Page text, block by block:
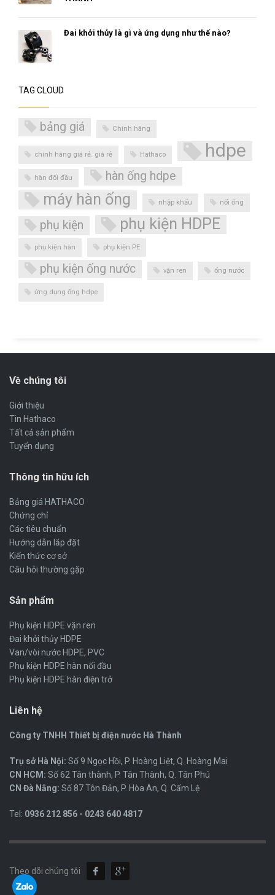
Đai khởi thủy là gì và ứng dụng như thế nào?
TAG CLOUD
bảng giá Chính hãng
chính hãng giá rẻ. giá rẻ Hathaco hdpe
hàn đối đầu hàn ống hdpe
máy hàn ống nhập khẩu nối ống
phụ kiện phụ kiện HDPE
phụ kiện hàn phụ kiện PE
phụ kiện ống nước vặn ren ống nước
ứng dụng ống hdpe
Về chúng tôi
Giới thiệu
Tin Hathaco
Tất cả sản phẩm
Tuyển dụng
Thông tin hữu ích
Bảng giá HATHACO
Chứng chỉ
Các tiêu chuẩn
Hướng dẫn lắp đặt
Kiến thức cơ sở
Câu hỏi thường gặp
Sản phẩm
Phụ kiện HDPE vặn ren
Đai khởi thủy HDPE
Van/vòi nước HDPE, PVC
Phụ kiện HDPE hàn nối đầu
Phụ kiện HDPE hàn điện trở
Liên hệ
Công ty TNHH Thiết bị điện nước Hà Thành
Trụ sở Hà Nội: Số 9 Ngọc Hồi, P. Hoàng Liệt, Q. Hoàng Mai
CN HCM: Số 62 Tân thành, P. Tân Thành, Q. Tân Phú
CN Đà Nẵng: Số 87 Tôn Đản, P. Hòa An, Q. Cẩm Lệ
Tel: 0936 212 856 - 0243 640 4817
Theo dõi chúng tôi